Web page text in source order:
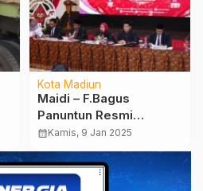
Kota Madiun
Maidi – F.Bagus
Panuntun Resmi
Ditetapkan Sebagai
Walikota – Wakil
Walikota Madiun
Terpilih
calendar_monthKamis, 9 Jan 2025